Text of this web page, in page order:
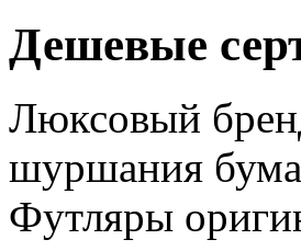
Дешевые
Люксовый
шуршания
Футляры